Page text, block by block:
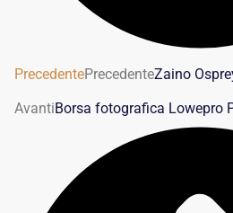
PrecedentePrecedenteZaino
AvantiBorsa fotografica Lowepro